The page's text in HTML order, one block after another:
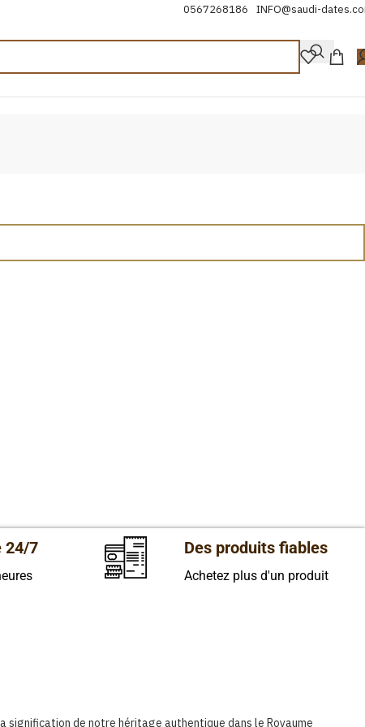
0567268186 INFO@saudi-
24/7 Des produits fiables
Achetez plus d'un produit
signification de notre héritage authentique dans le Royaume